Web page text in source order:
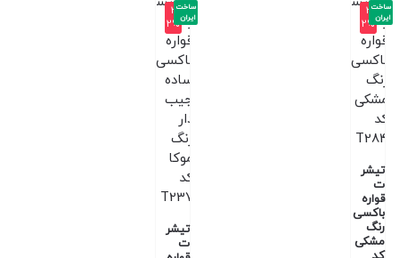
-3
2%
تیشر
ت
قواره
باکسی
رنگ
مشکی
ساخت
ایران
-3
2%
تیشر
ت
ساخت
ایران